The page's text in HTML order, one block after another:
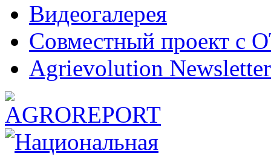
Видеогалерея
Совместный проект с
Agrievolution Newsletter